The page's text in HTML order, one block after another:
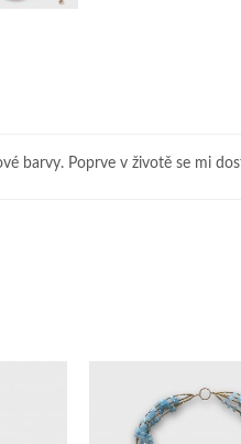
barvy. Poprve v životě se mi